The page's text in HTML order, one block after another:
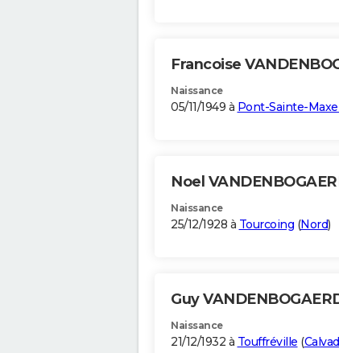
Francoise
Naissance
05/11/1949 à Pont-Sainte-
Noel
Naissance
25/12/1928 à Tourcoing (Nord)
Guy
Naissance
21/12/1932 à Touffréville (